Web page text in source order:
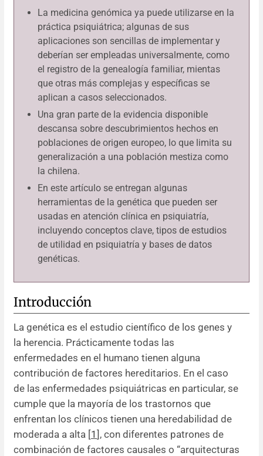
La medicina genómica ya puede utilizarse en la
práctica psiquiátrica; algunas de sus
aplicaciones son sencillas de implementar y
deberían ser empleadas universalmente, como
el registro de la genealogía familiar, mientas
que otras más complejas y específicas se
aplican a casos seleccionados.
Una gran parte de la evidencia disponible
descansa sobre descubrimientos hechos en
poblaciones de origen europeo, lo que limita su
generalización a una población mestiza como
la chilena.
En este artículo se entregan algunas
herramientas de la genética que pueden ser
usadas en atención clínica en psiquiatría,
incluyendo conceptos clave, tipos de estudios
de utilidad en psiquiatría y bases de datos
genéticas.
Introducción
La genética es el estudio científico de los genes y
la herencia. Prácticamente todas las
enfermedades en el humano tienen alguna
contribución de factores hereditarios. En el caso
de las enfermedades psiquiátricas en particular, se
cumple que la mayoría de los trastornos que
enfrentan los clínicos tienen una heredabilidad de
moderada a alta [1 ], con diferentes patrones de
combinación de factores causales o “arquitecturas